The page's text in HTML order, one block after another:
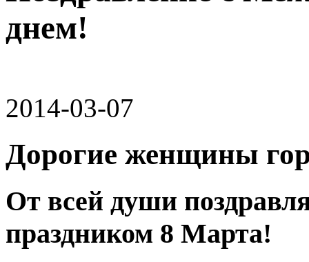
днем!
2014-03-07
Дорогие женщины
От всей души
праздником 8 Марта!